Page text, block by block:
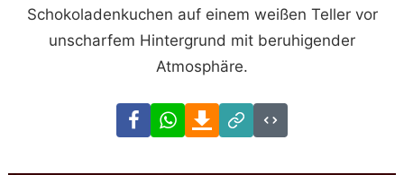
Schokoladenkuchen auf einem weißen Teller vor
unscharfem Hintergrund mit beruhigender
Atmosphäre.
FacebookWhatsAppDownload
Link
Code